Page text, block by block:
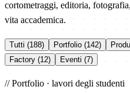
cortometraggi, editoria,
vita accademica.
Tutti (188) Portfolio (142)
Factory (12)
Eventi (7)
// Portfolio · lavori degli studenti